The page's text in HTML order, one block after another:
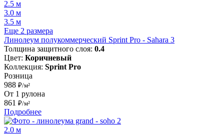
2.5 м
3.0 м
3.5 м
Еще 2 размера
Линолеум полукоммерческий Sprint Pro - Sahara 3
Толщина защитного слоя: 0.4
Цвет: Коричневый
Коллекция: Sprint Pro
Розница
988 ₽/м²
От 1 рулона
861 ₽/м²
Подробнее
2.0 м